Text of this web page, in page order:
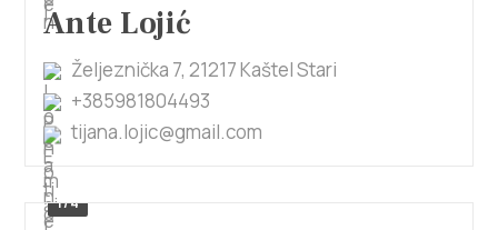
Ante Lojić
Željeznička 7, 21217 Kaštel Stari
+385981804493
tijana.lojic@gmail.com
1/4